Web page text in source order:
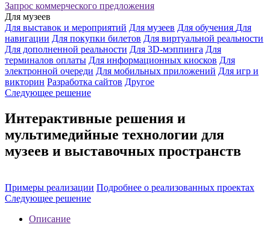
Запрос коммерческого предложения
Для музеев
Для выставок и мероприятий Для музеев Для обучения Для
навигации Для покупки билетов Для виртуальной реальности
Для дополненной реальности Для 3D-мэппинга Для
терминалов оплаты Для информационных киосков Для
электронной очереди Для мобильных приложений Для игр и
викторин Разработка сайтов Другое
Следующее решение
Интерактивные решения и
мультимедийные технологии для
музеев и выставочных пространств
Примеры реализации Подробнее о реализованных проектах
Следующее решение
Описание